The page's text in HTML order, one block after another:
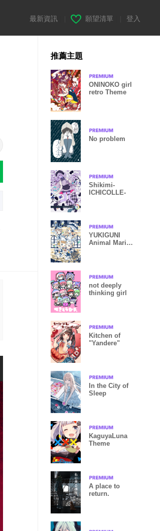
最新資訊 願望清單 登入
推薦主題
ONINOKO girl
retro Theme
No problem
Shikimi-
ICHICOLLE-
YUKIGUNI
Animal Marine
not deeply
thinking girl
Kitchen of
"Yandere"
In the City of
Sleep
KaguyaLuna
Theme
A place to
return.